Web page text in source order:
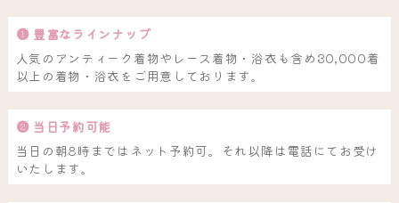
❶ 豊富なラインナップ
人気のアンティーク着物やレース着物・浴衣も含め30,000着
以上の着物・浴衣をご用意しております。
❷ 当日予約可能
当日の朝8時まではネット予約可。それ以降は電話にてお受け
いたします。